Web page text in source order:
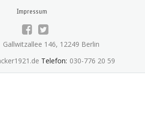
Impressum
Gallwitzallee 146, 12249 Berlin
Telefon: 030-776 20 59